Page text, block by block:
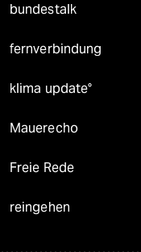
bundestalk
fernverbindung
klima update°
Mauerecho
Freie Rede
reingehen